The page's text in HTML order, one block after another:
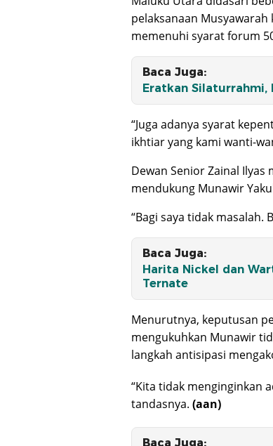
pelaksanaan
memenuhi syarat forum
Baca Juga:
Eratkan Silaturrahmi,
“Juga adanya syarat
ikhtiar yang kami wanti-
Dewan Senior Zainal
mendukung Munawir
“Bagi saya tidak masalah.
Baca Juga:
Harita Nickel dan
Ternate
Menurutnya, keputusan
mengukuhkan Munawir
langkah antisipasi
“Kita tidak menginginkan
tandasnya. (aan)
Baca Juga: